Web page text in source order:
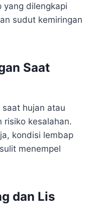
yang dilengkapi
sudut kemiringan
Saat
hujan atau
risiko kesalahan.
kondisi lembap
menempel
dan Lis